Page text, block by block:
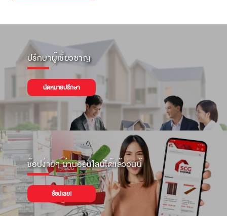
ปรึกษาผู้เชี่ยวชาญ
นัดหมายปรึกษา
ช้อปง่ายๆ ผ่านออนไลน์ได้แล้ววันนี้
ช้อปเลย!